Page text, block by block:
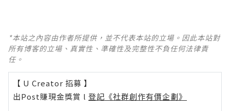
*本站之內容由作者所提供，並不代表本站的立場。因此本站對
所有博客的立場、真實性、準確性及完整性不負任何法律責
任。
【 U Creator 招募 】
出Post賺現金獎賞 l 登記《社群創作有價企劃》